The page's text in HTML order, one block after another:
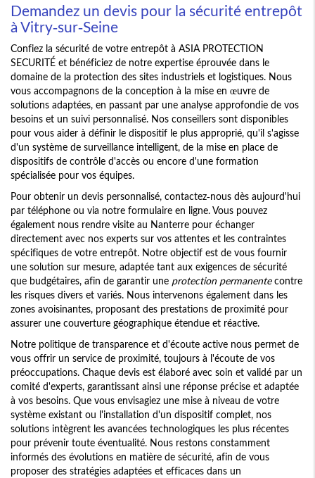
Demandez un devis pour la sécurité entrepôt
à Vitry-sur-Seine
Confiez la sécurité de votre entrepôt à ASIA PROTECTION
SECURITÉ et bénéficiez de notre expertise éprouvée dans le
domaine de la protection des sites industriels et logistiques. Nous
vous accompagnons de la conception à la mise en œuvre de
solutions adaptées, en passant par une analyse approfondie de vos
besoins et un suivi personnalisé. Nos conseillers sont disponibles
pour vous aider à définir le dispositif le plus approprié, qu'il s'agisse
d'un système de surveillance intelligent, de la mise en place de
dispositifs de contrôle d'accès ou encore d'une formation
spécialisée pour vos équipes.
Pour obtenir un devis personnalisé, contactez-nous dès aujourd'hui
par téléphone ou via notre formulaire en ligne. Vous pouvez
également nous rendre visite au Nanterre pour échanger
directement avec nos experts sur vos attentes et les contraintes
spécifiques de votre entrepôt. Notre objectif est de vous fournir
une solution sur mesure, adaptée tant aux exigences de sécurité
que budgétaires, afin de garantir une protection permanentecontre
les risques divers et variés. Nous intervenons également dans les
zones avoisinantes, proposant des prestations de proximité pour
assurer une couverture géographique étendue et réactive.
Notre politique de transparence et d'écoute active nous permet de
vous offrir un service de proximité, toujours à l'écoute de vos
préoccupations. Chaque devis est élaboré avec soin et validé par un
comité d'experts, garantissant ainsi une réponse précise et adaptée
à vos besoins. Que vous envisagiez une mise à niveau de votre
système existant ou l'installation d'un dispositif complet, nos
solutions intègrent les avancées technologiques les plus récentes
pour prévenir toute éventualité. Nous restons constamment
informés des évolutions en matière de sécurité, afin de vous
proposer des stratégies adaptées et efficaces dans un